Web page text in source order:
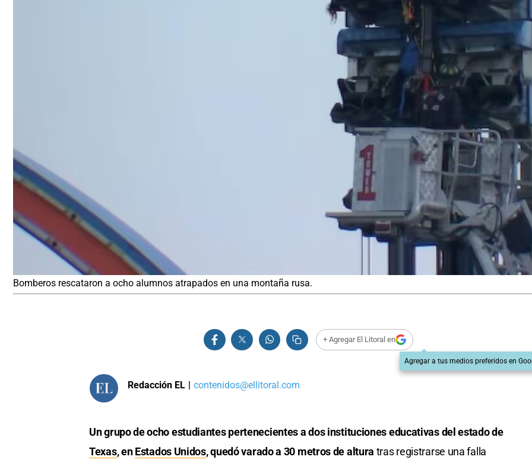
Bomberos rescataron a ocho alumnos atrapados en una montaña rusa.
+ Agregar El Litoral en
Agregar a tus medios preferidos en
Redacción EL | contenidos@ellitoral.com
Un grupo de ocho estudiantes pertenecientes a dos instituciones educativas del estado de
Texas, enEstados Unidos, quedó varado a 30 metros de altura tras registrarse una falla